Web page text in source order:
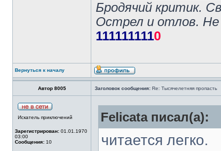
Бродячий критик.
Острел и отлов. Не
1111111110
Вернуться к началу
Автор 8005 Заголовок сообщения: Re: Тысячелетняя пропасть
Искатель приключений
Зарегистрирован: 01.01.1970
03:00
Сообщения: 10
Felicata писал(а):
читается легко.